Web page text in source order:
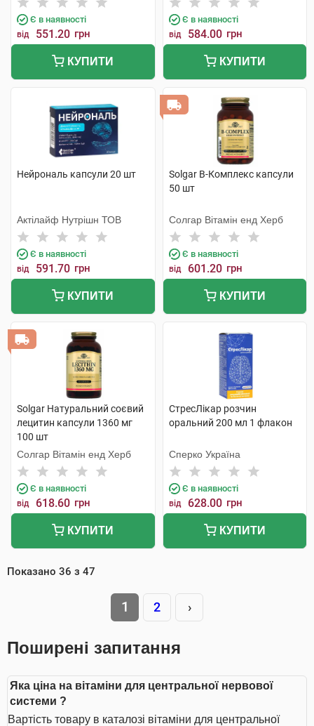
Є в наявності
від 551.20 грн
КУПИТИ
Є в наявності
від 584.00 грн
КУПИТИ
Нейрональ капсули 20 шт
Актілайф Нутрішн ТОВ
Є в наявності
від 591.70 грн
КУПИТИ
Solgar В-Комплекс капсули
50 шт
Солгар Вітамін енд Херб
Є в наявності
від 601.20 грн
КУПИТИ
Solgar Натуральний соєвий
лецитин капсули 1360 мг
100 шт
Солгар Вітамін енд Херб
Є в наявності
від 618.60 грн
КУПИТИ
СтресЛікар розчин
оральний 200 мл 1 флакон
Сперко Україна
Є в наявності
від 628.00 грн
КУПИТИ
Показано 36 з 47
1 2 ›
Поширені запитання
Яка ціна на вітаміни для центральної нервової
системи ?
Вартість товару в каталозі вітаміни для центральної